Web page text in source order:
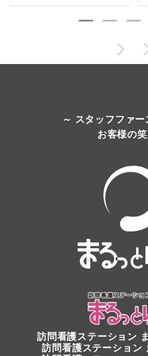
～ スタッフファー
お客様の
訪問看護ステーション
訪問看護ステーション